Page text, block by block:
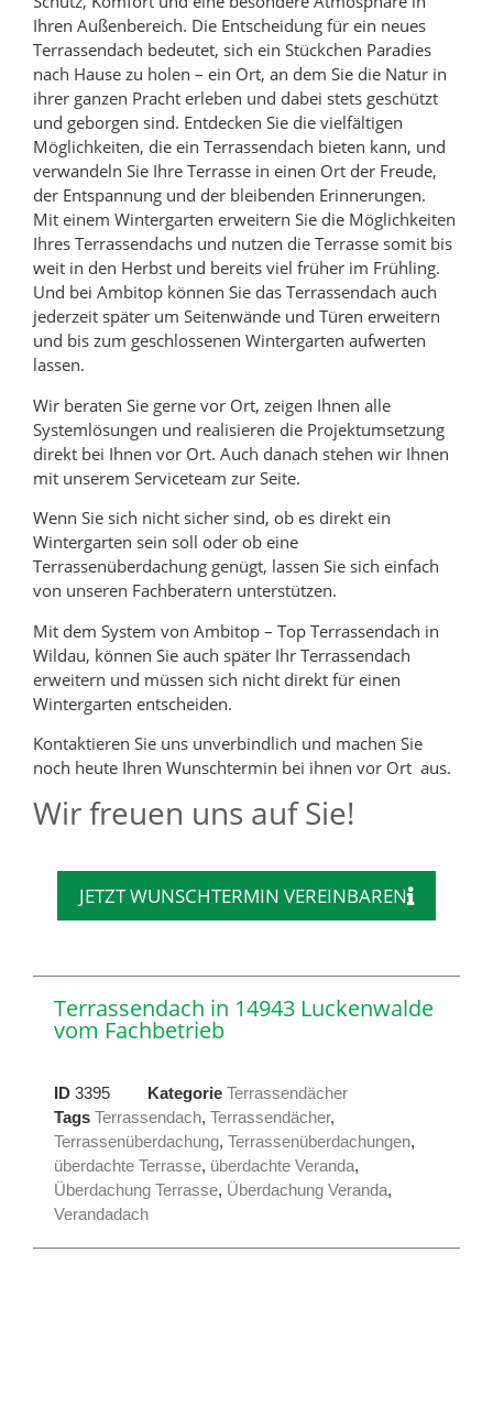
Ihren Außenbereich. Die Entscheidung für ein neues
Terrassendach bedeutet, sich ein Stückchen Paradies
nach Hause zu holen – ein Ort, an dem Sie die Natur in
ihrer ganzen Pracht erleben und dabei stets geschützt
und geborgen sind. Entdecken Sie die vielfältigen
Möglichkeiten, die ein Terrassendach bieten kann, und
verwandeln Sie Ihre Terrasse in einen Ort der Freude,
der Entspannung und der bleibenden Erinnerungen.
Mit einem Wintergarten erweitern Sie die Möglichkeiten
Ihres Terrassendachs und nutzen die Terrasse somit bis
weit in den Herbst und bereits viel früher im Frühling.
Und bei Ambitop können Sie das Terrassendach auch
jederzeit später um Seitenwände und Türen erweitern
und bis zum geschlossenen Wintergarten aufwerten
lassen.
Wir beraten Sie gerne vor Ort, zeigen Ihnen alle
Systemlösungen und realisieren die Projektumsetzung
direkt bei Ihnen vor Ort. Auch danach stehen wir Ihnen
mit unserem Serviceteam zur Seite.
Wenn Sie sich nicht sicher sind, ob es direkt ein
Wintergarten sein soll oder ob eine
Terrassenüberdachung genügt, lassen Sie sich einfach
von unseren Fachberatern unterstützen.
Mit dem System von Ambitop – Top Terrassendach in
Wildau, können Sie auch später Ihr Terrassendach
erweitern und müssen sich nicht direkt für einen
Wintergarten entscheiden.
Kontaktieren Sie uns unverbindlich und machen Sie
noch heute Ihren Wunschtermin bei ihnen vor Ort aus.
Wir freuen uns auf Sie!
JETZT WUNSCHTERMIN VEREINBAREN
Terrassendach in 14943 Luckenwalde
vom Fachbetrieb
ID 3395 Kategorie Terrassendächer
Tags Terrassendach, Terrassendächer,
Terrassenüberdachung, Terrassenüberdachungen,
überdachte Terrasse, überdachte Veranda,
Überdachung Terrasse, Überdachung Veranda,
Verandadach